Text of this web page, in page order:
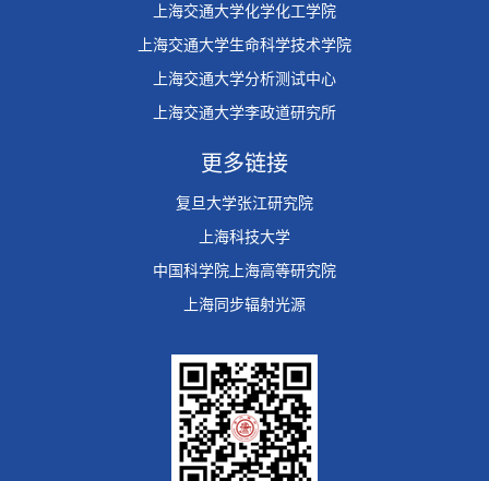
上海交通大学化学化工学院
上海交通大学生命科学技术学院
上海交通大学分析测试中心
上海交通大学李政道研究所
更多链接
复旦大学张江研究院
上海科技大学
中国科学院上海高等研究院
上海同步辐射光源